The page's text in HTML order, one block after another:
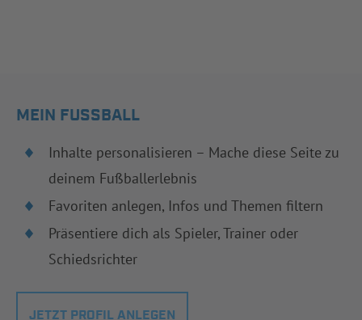
MEIN FUSSBALL
Inhalte personalisieren – Mache diese Seite zu
deinem Fußballerlebnis
Favoriten anlegen, Infos und Themen filtern
Präsentiere dich als Spieler, Trainer oder
Schiedsrichter
JETZT PROFIL ANLEGEN